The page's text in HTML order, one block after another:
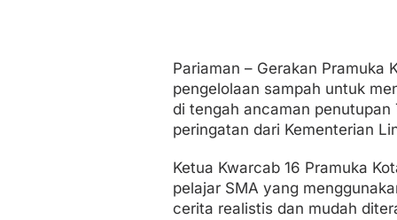
Pariaman – Gerakan Pramuka
pengelolaan sampah untuk
di tengah ancaman penutupan
peringatan dari Kementerian
Ketua Kwarcab 16 Pramuka
pelajar SMA yang
cerita realistis dan mudah